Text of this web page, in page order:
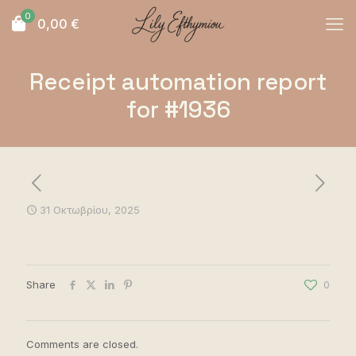
0 0,00 €
Receipt automation report
for #1936
31 Οκτωβρίου, 2025
Share 0
Comments are closed.